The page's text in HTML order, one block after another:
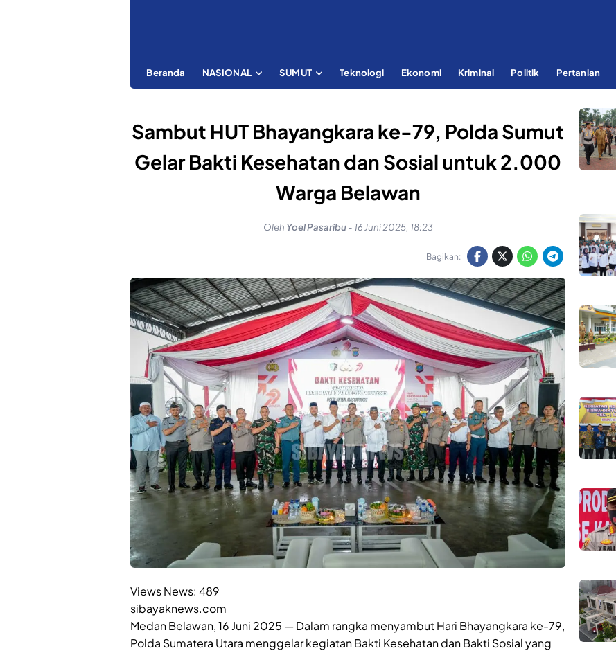
Beranda NASIONAL SUMUT Teknologi Ekonomi Kriminal Politik Pertanian
Sambut HUT Bhayangkara ke-79, Polda Sumut
Gelar Bakti Kesehatan dan Sosial untuk 2.000
Warga Belawan
Oleh Yoel Pasaribu - 16 Juni 2025, 18:23
Bagikan:
Views News: 489
sibayaknews.com
Medan Belawan, 16 Juni 2025 — Dalam rangka menyambut Hari Bhayangkara ke-79,
Polda Sumatera Utara menggelar kegiatan Bakti Kesehatan dan Bakti Sosial yang